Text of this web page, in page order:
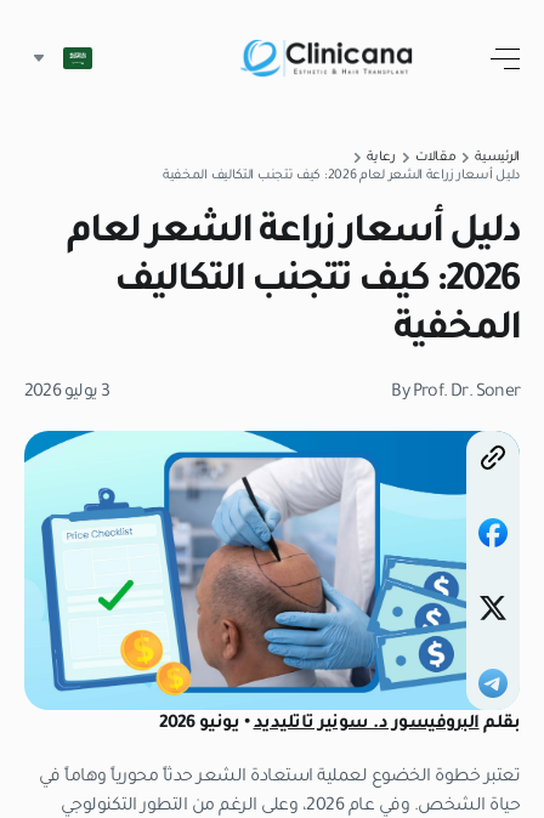
الرئيسية مقالات
رعاية
دليل أسعار زراعة الشعر لعام 2026: كيف تتجنب التكاليف المخفية
دليل أسعار زراعة الشعر لعام
2026: كيف تتجنب التكاليف
المخفية
By Prof. Dr. Soner 3 يوليو 2026
بقلمالبروفيسور د. سونير تاتليديد• يونيو 2026
تعتبر خطوة الخضوع لعملية استعادة الشعر حدثاً محورياً وهاماً في
حياة الشخص. وفي عام 2026، وعلى الرغم من التطور التكنولوجي